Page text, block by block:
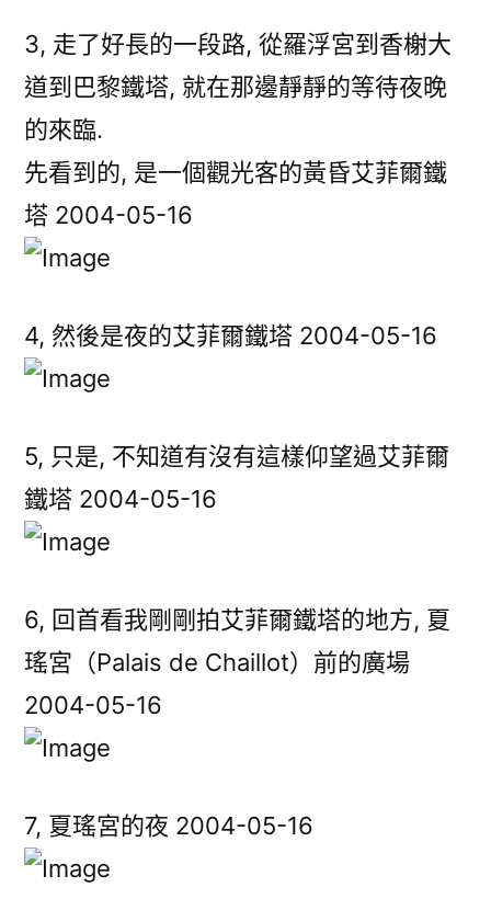
3, 走了好長的一段路, 從羅浮宮到香榭大
道到巴黎鐵塔, 就在那邊靜靜的等待夜晚
的來臨.
先看到的, 是一個觀光客的黃昏艾菲爾鐵
塔 2004-05-16
4, 然後是夜的艾菲爾鐵塔 2004-05-16
5, 只是, 不知道有沒有這樣仰望過艾菲爾
鐵塔 2004-05-16
6, 回首看我剛剛拍艾菲爾鐵塔的地方, 夏
瑤宮（Palais de Chaillot）前的廣場
2004-05-16
7, 夏瑤宮的夜 2004-05-16